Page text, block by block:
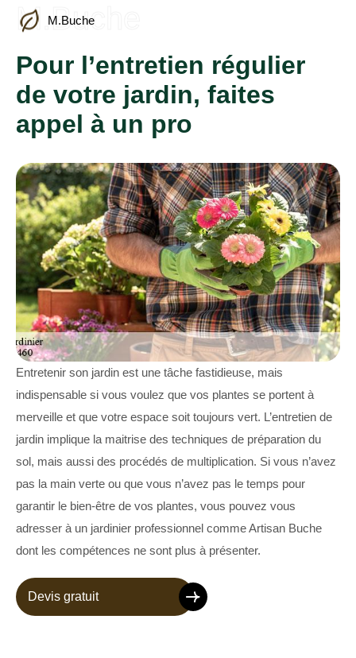
M.Buche
M.Buche
Pour l’entretien régulier
de votre jardin, faites
appel à un pro
Entretenir son jardin est une tâche fastidieuse, mais
indispensable si vous voulez que vos plantes se portent à
merveille et que votre espace soit toujours vert. L’entretien de
jardin implique la maitrise des techniques de préparation du
sol, mais aussi des procédés de multiplication. Si vous n’avez
pas la main verte ou que vous n’avez pas le temps pour
garantir le bien-être de vos plantes, vous pouvez vous
adresser à un jardinier professionnel comme Artisan Buche
dont les compétences ne sont plus à présenter.
Devis gratuit